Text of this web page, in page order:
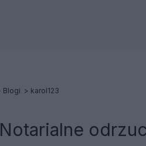
Blogi karol123
Notarialne